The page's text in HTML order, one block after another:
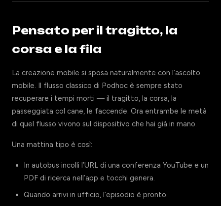
Pensato per il tragitto, la
corsa e la fila
La creazione mobile si sposa naturalmente con l’ascolto
mobile. Il flusso classico di Podhoc è sempre stato
recuperare i tempi morti — il tragitto, la corsa, la
passeggiata col cane, le faccende. Ora entrambe le metà
di quel flusso vivono sul dispositivo che hai già in mano.
Una mattina tipo è così:
In autobus incolli l’URL di una conferenza YouTube e un
PDF di ricerca nell’app e tocchi genera.
Quando arrivi in ufficio, l’episodio è pronto.